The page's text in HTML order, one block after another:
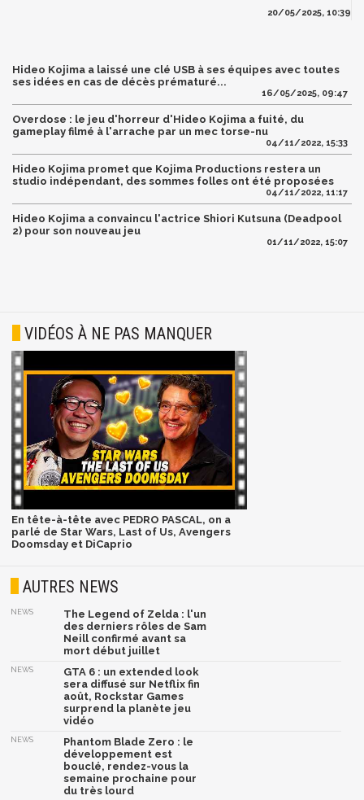
20/05/2025, 10:39
Hideo Kojima a laissé une clé USB à ses équipes avec toutes
ses idées en cas de décès prématuré...
16/05/2025, 09:47
Overdose : le jeu d'horreur d'Hideo Kojima a fuité, du
gameplay filmé à l'arrache par un mec torse-nu
04/11/2022, 15:33
Hideo Kojima promet que Kojima Productions restera un
studio indépendant, des sommes folles ont été proposées
04/11/2022, 11:17
Hideo Kojima a convaincu l'actrice Shiori Kutsuna (Deadpool
2) pour son nouveau jeu
01/11/2022, 15:07
VIDÉOS À NE PAS MANQUER
En tête-à-tête avec PEDRO PASCAL, on a
parlé de Star Wars, Last of Us, Avengers
Doomsday et DiCaprio
AUTRES NEWS
NEWS
The Legend of Zelda : l'un
des derniers rôles de Sam
Neill confirmé avant sa
mort début juillet
NEWS
GTA 6 : un extended look
sera diffusé sur Netflix fin
août, Rockstar Games
surprend la planète jeu
vidéo
NEWS
Phantom Blade Zero : le
développement est
bouclé, rendez-vous la
semaine prochaine pour
du très lourd